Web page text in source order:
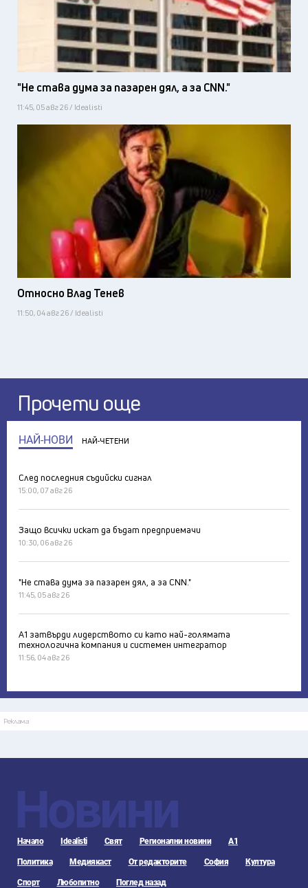
"Не става дума за пазарен дял, а за CNN."
11:45, 05 авг 26 / Idealisti
Относно Влад Тенев
11:50, 04 авг 26 / Idealisti
Прочети още
НАЙ-НОВИ НАЙ-ЧЕТЕНИ
След последния съдийски сигнал
15:00, 07 авг 26
Защо всички искат да бъдат предприемачи
10:30, 06 авг 26
"Не става дума за пазарен дял, а за CNN."
11:45, 05 авг 26
А1 затвърди лидерството си като най-голямата
технологична компания и системен интегратор
11:56, 04 авг 26
Реклама
Новини
Начало Idealisti Свят Регионални новини А1
Политика Медиякаст От редакторите София Култура
Спорт Любопитно Поглед назад